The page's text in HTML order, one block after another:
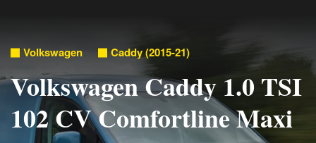
Volkswagen Caddy (2015-21)
Volkswagen Caddy 1.0 TSI
102 CV Comfortline Maxi